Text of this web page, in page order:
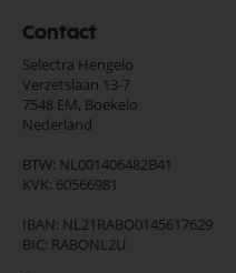
Contact
Selectra Hengelo
Verzetslaan 13-7
7548 EM, Boekelo
Nederland
BTW: NL001406482B41
KVK: 60566981
IBAN: NL21RABO0145617629
BIC: RABONL2U